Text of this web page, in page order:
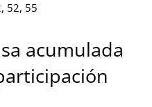
52, 55
acumulada